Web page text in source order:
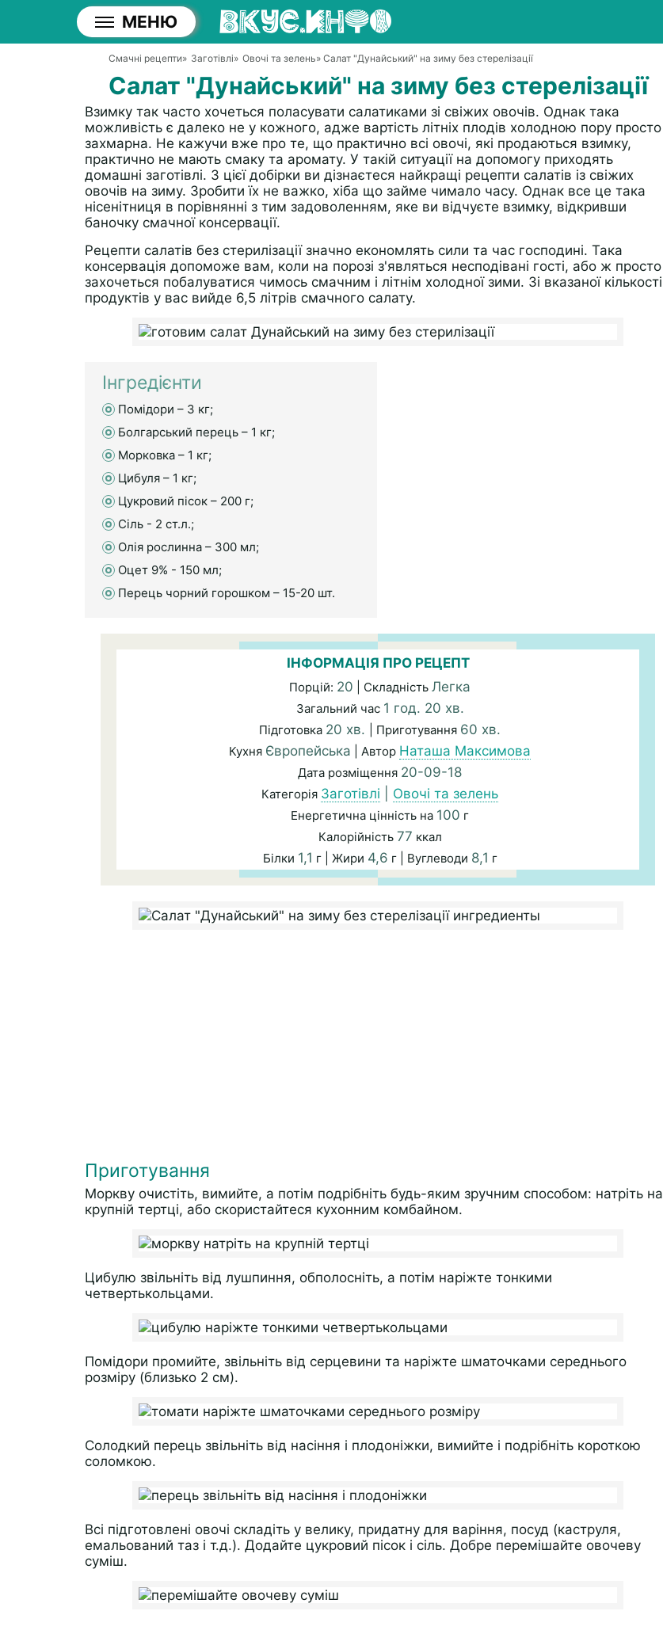
МЕНЮ
Смачні рецепти» Заготівлі» Овочі та зелень» Салат "Дунайський" на зиму без стерелізації
Салат "Дунайський" на зиму без стерелізації
Взимку так часто хочеться поласувати салатиками зі свіжих овочів. Однак така
можливість є далеко не у кожного, адже вартість літніх плодів холодною пору просто
захмарна. Не кажучи вже про те, що практично всі овочі, які продаються взимку,
практично не мають смаку та аромату. У такій ситуації на допомогу приходять
домашні заготівлі. З цієї добірки ви дізнаєтеся найкращі рецепти салатів із свіжих
овочів на зиму. Зробити їх не важко, хіба що займе чимало часу. Однак все це така
нісенітниця в порівнянні з тим задоволенням, яке ви відчуєте взимку, відкривши
баночку смачної консервації.
Рецепти салатів без стерилізації значно економлять сили та час господині. Така
консервація допоможе вам, коли на порозі з'являться несподівані гості, або ж просто
захочеться побалуватися чимось смачним і літнім холодної зими. Зі вказаної кількості
продуктів у вас вийде 6,5 літрів смачного салату.
Інгредієнти
Помідори – 3 кг;
Болгарський перець – 1 кг;
Морковка – 1 кг;
Цибуля – 1 кг;
Цукровий пісок – 200 г;
Сіль - 2 ст.л.;
Олія рослинна – 300 мл;
Оцет 9% - 150 мл;
Перець чорний горошком – 15-20 шт.
ІНФОРМАЦІЯ ПРО РЕЦЕПТ
Порцій: 20 | Складність Легка
Загальний час 1 год. 20 хв.
Підготовка 20 хв. | Приготування 60 хв.
Кухня Європейська | Автор Наташа Максимова
Дата розміщення 20-09-18
Категорія Заготівлі Овочі та зелень
Енергетична цінність на 100 г
Калорійність 77 ккал
Білки 1,1 г | Жири 4,6 г | Вуглеводи 8,1 г
Приготування
Моркву очистіть, вимийте, а потім подрібніть будь-яким зручним способом: натріть на
крупній тертці, або скористайтеся кухонним комбайном.
Цибулю звільніть від лушпиння, обполосніть, а потім наріжте тонкими
четвертькольцами.
Помідори промийте, звільніть від серцевини та наріжте шматочками середнього
розміру (близько 2 см).
Солодкий перець звільніть від насіння і плодоніжки, вимийте і подрібніть короткою
соломкою.
Всі підготовлені овочі складіть у велику, придатну для варіння, посуд (каструля,
емальований таз і т.д.). Додайте цукровий пісок і сіль. Добре перемішайте овочеву
суміш.